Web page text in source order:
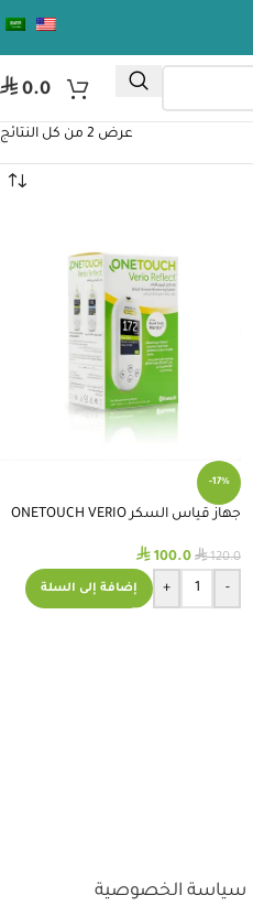
⃁ 0.0
عرض ⁦2⁩ من كل النتائج
-17%
جهاز قياس السكر ONETOUCH VERIO
⃁120.0
⃁ 100.0
-
+ إضافة إلى السلة
سياسة الخصوصية